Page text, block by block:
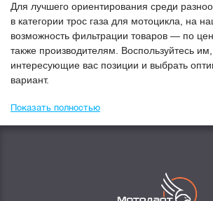
Для лучшего ориентирования среди
в категории
Трос газа для мотоцикла , на
возможность фильтрации товаров — по
также производителям. Воспользуйтесь
интересующие вас позиции и выбрать
вариант.
Показать полностью